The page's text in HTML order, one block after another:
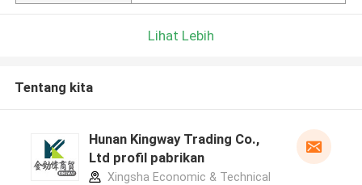
Lihat Lebih
Tentang kita
Hunan Kingway Trading Co.,
Ltd profil pabrikan
Xingsha Economic & Technical